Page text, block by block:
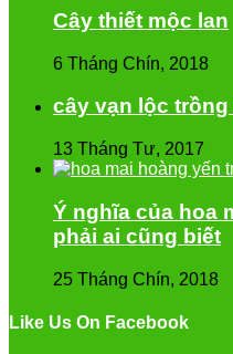
Cây thiết mộc lan
6 Tháng Chín, 2018
cây vạn lộc
13 Tháng Tư, 2017
Ý nghĩa của hoa
phải ai cũng biết
25 Tháng Chín, 2018
Like Us On Facebook